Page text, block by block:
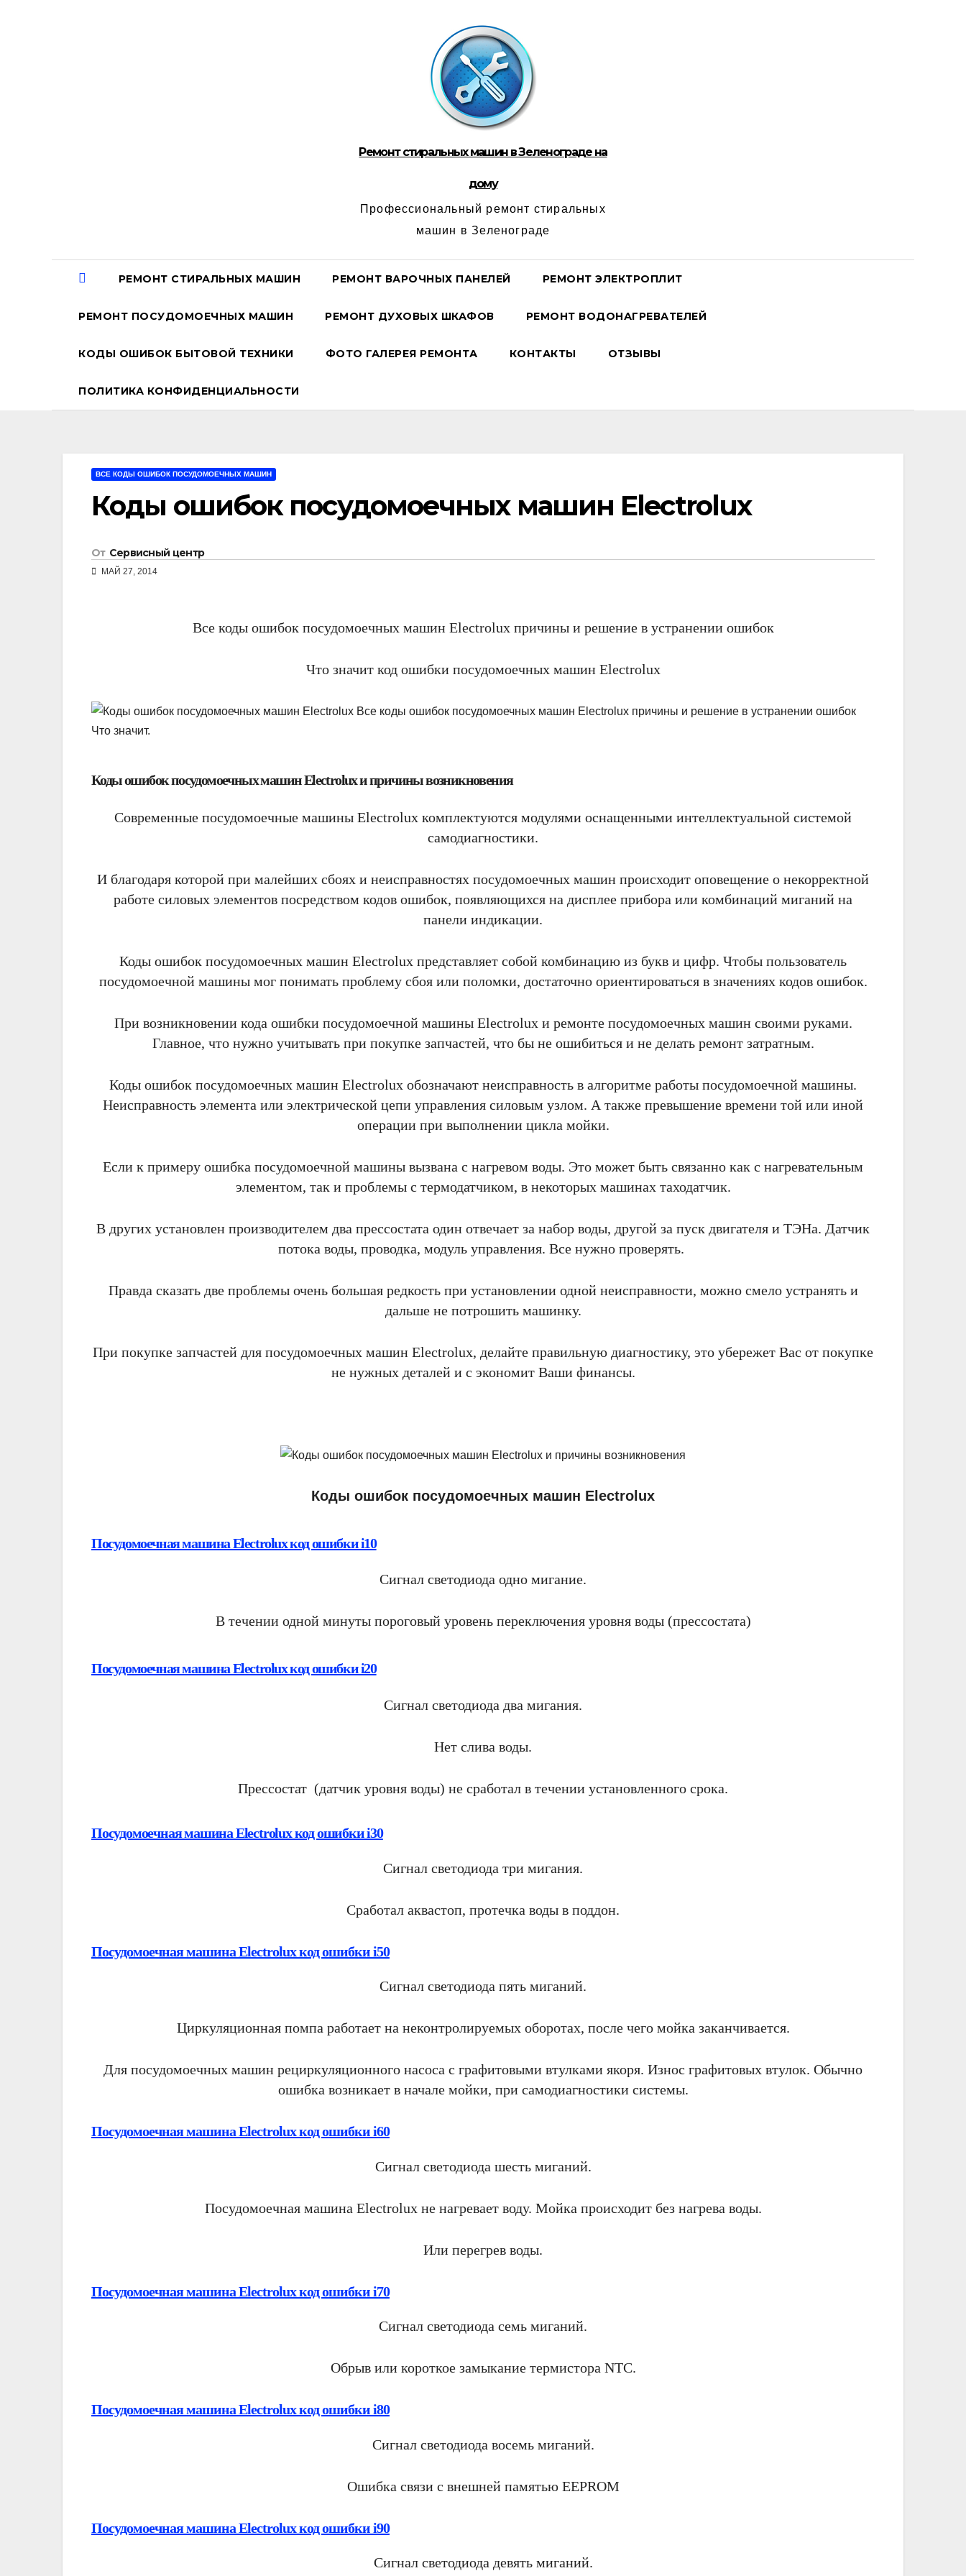
Ремонт стиральных машин в Зеленограде на
дому
Профессиональный ремонт стиральных
машин в Зеленограде
РЕМОНТ СТИРАЛЬНЫХ МАШИН РЕМОНТ ВАРОЧНЫХ ПАНЕЛЕЙ РЕМОНТ ЭЛЕКТРОПЛИТ
РЕМОНТ ПОСУДОМОЕЧНЫХ МАШИН РЕМОНТ ДУХОВЫХ ШКАФОВ РЕМОНТ ВОДОНАГРЕВАТЕЛЕЙ
КОДЫ ОШИБОК БЫТОВОЙ ТЕХНИКИ ФОТО ГАЛЕРЕЯ РЕМОНТА КОНТАКТЫ ОТЗЫВЫ
ПОЛИТИКА КОНФИДЕНЦИАЛЬНОСТИ
ВСЕ КОДЫ ОШИБОК ПОСУДОМОЕЧНЫХ МАШИН
Коды ошибок посудомоечных машин Electrolux
От Сервисный центр
МАЙ 27, 2014
Все коды ошибок посудомоечных машин Electrolux причины и решение в устранении ошибок
Что значит код ошибки посудомоечных машин Electrolux
Коды ошибок посудомоечных машин Electrolux и причины возникновения
Современные посудомоечные машины Electrolux комплектуются модулями оснащенными интеллектуальной системой
самодиагностики.
И благодаря которой при малейших сбоях и неисправностях посудомоечных машин происходит оповещение о некорректной
работе силовых элементов посредством кодов ошибок, появляющихся на дисплее прибора или комбинаций миганий на
панели индикации.
Коды ошибок посудомоечных машин Electrolux представляет собой комбинацию из букв и цифр. Чтобы пользователь
посудомоечной машины мог понимать проблему сбоя или поломки, достаточно ориентироваться в значениях кодов ошибок.
При возникновении кода ошибки посудомоечной машины Electrolux и ремонте посудомоечных машин своими руками.
Главное, что нужно учитывать при покупке запчастей, что бы не ошибиться и не делать ремонт затратным.
Коды ошибок посудомоечных машин Electrolux обозначают неисправность в алгоритме работы посудомоечной машины.
Неисправность элемента или электрической цепи управления силовым узлом. А также превышение времени той или иной
операции при выполнении цикла мойки.
Если к примеру ошибка посудомоечной машины вызвана с нагревом воды. Это может быть связанно как с нагревательным
элементом, так и проблемы с термодатчиком, в некоторых машинах таходатчик.
В других установлен производителем два прессостата один отвечает за набор воды, другой за пуск двигателя и ТЭНа. Датчик
потока воды, проводка, модуль управления. Все нужно проверять.
Правда сказать две проблемы очень большая редкость при установлении одной неисправности, можно смело устранять и
дальше не потрошить машинку.
При покупке запчастей для посудомоечных машин Electrolux, делайте правильную диагностику, это убережет Вас от покупке
не нужных деталей и с экономит Ваши финансы.
Коды ошибок посудомоечных машин Electrolux
Посудомоечная машина Electrolux код ошибки i10
Сигнал светодиода одно мигание.
В течении одной минуты пороговый уровень переключения уровня воды (прессостата)
Посудомоечная машина Electrolux код ошибки i20
Сигнал светодиода два мигания.
Нет слива воды.
Прессостат (датчик уровня воды) не сработал в течении установленного срока.
Посудомоечная машина Electrolux код ошибки i30
Сигнал светодиода три мигания.
Сработал аквастоп, протечка воды в поддон.
Посудомоечная машина Electrolux код ошибки i50
Сигнал светодиода пять миганий.
Циркуляционная помпа работает на неконтролируемых оборотах, после чего мойка заканчивается.
Для посудомоечных машин рециркуляционного насоса с графитовыми втулками якоря. Износ графитовых втулок. Обычно
ошибка возникает в начале мойки, при самодиагностики системы.
Посудомоечная машина Electrolux код ошибки i60
Сигнал светодиода шесть миганий.
Посудомоечная машина Electrolux не нагревает воду. Мойка происходит без нагрева воды.
Или перегрев воды.
Посудомоечная машина Electrolux код ошибки i70
Сигнал светодиода семь миганий.
Обрыв или короткое замыкание термистора NTC.
Посудомоечная машина Electrolux код ошибки i80
Сигнал светодиода восемь миганий.
Ошибка связи с внешней памятью EEPROM
Посудомоечная машина Electrolux код ошибки i90
Сигнал светодиода девять миганий.